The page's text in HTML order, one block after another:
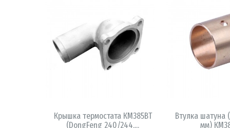
Крышка термостата КМ385ВТ
(DongFeng 240/244,...
Втулка шатуна
мм)